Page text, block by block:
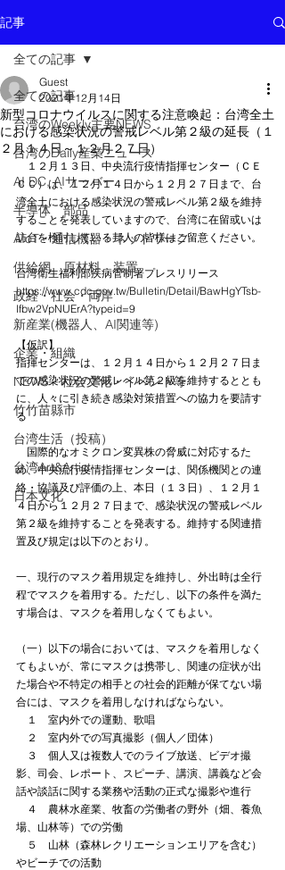
記事
全ての記事
台湾のWeekly主要NEWS
台湾のDaily産業ニュース
AI DC, AIサーバー
半導体 部品
AIoT・通信機器・ネットワーク
供給網 原材料 装置
政経・社会・両岸
新産業(機器人、AI関連等)
企業・組織
NEWS・社会文化・イベント等
竹竹苗縣市
台湾生活（投稿）
台湾Art&Artist
日本文化
全ての記事
新型コロナウイルスに関する注意喚起：台湾全土
における感染状況の警戒レベル第２級の延長（１
２月１４日～１２月２７日）
Guest
2021年12月14日
１２月１３日、中央流行疫情指揮センター（ＣＥ
ＣＣ）は、１２月１４日から１２月２７日まで、台
湾全土における感染状況の警戒レベル第２級を維持
することを発表していますので、台湾に在留或いは
訪台を検討している邦人の皆様はご留意ください。
台湾衛生福利部疾病管制署プレスリリース
https://www.cdc.gov.tw/Bulletin/Detail/BawHgYTsb-
Ifbw2VpNUErA?typeid=9
【仮訳】
指揮センターは、１２月１４日から１２月２７日ま
での感染状況の警戒レベル第２級を維持するととも
に、人々に引き続き感染対策措置への協力を要請す
る
国際的なオミクロン変異株の脅威に対応するた
め、中央流行疫情指揮センターは、関係機関との連
絡・協議及び評価の上、本日（１３日）、１２月１
４日から１２月２７日まで、感染状況の警戒レベル
第２級を維持することを発表する。維持する関連措
置及び規定は以下のとおり。
一、現行のマスク着用規定を維持し、外出時は全行
程でマスクを着用する。ただし、以下の条件を満た
す場合は、マスクを着用しなくてもよい。
（一）以下の場合においては、マスクを着用しなく
てもよいが、常にマスクは携帯し、関連の症状が出
た場合や不特定の相手との社会的距離が保てない場
合には、マスクを着用しなければならない。
１　室内外での運動、歌唱
２　室内外での写真撮影（個人／団体）
３　個人又は複数人でのライブ放送、ビデオ撮
影、司会、レポート、スピーチ、講演、講義など会
話や談話に関する業務や活動の正式な撮影や進行
４　農林水産業、牧畜の労働者の野外（畑、養魚
場、山林等）での労働
５　山林（森林レクリエーションエリアを含む）
やビーチでの活動